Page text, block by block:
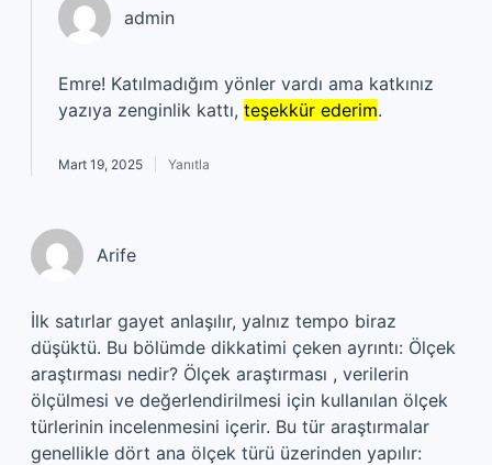
admin
Emre! Katılmadığım yönler vardı ama katkınız
yazıya zenginlik kattı, teşekkür ederim.
Mart 19, 2025 Yanıtla
Arife
İlk satırlar gayet anlaşılır, yalnız tempo biraz
düşüktü. Bu bölümde dikkatimi çeken ayrıntı: Ölçek
araştırması nedir? Ölçek araştırması , verilerin
ölçülmesi ve değerlendirilmesi için kullanılan ölçek
türlerinin incelenmesini içerir. Bu tür araştırmalar
genellikle dört ana ölçek türü üzerinden yapılır: